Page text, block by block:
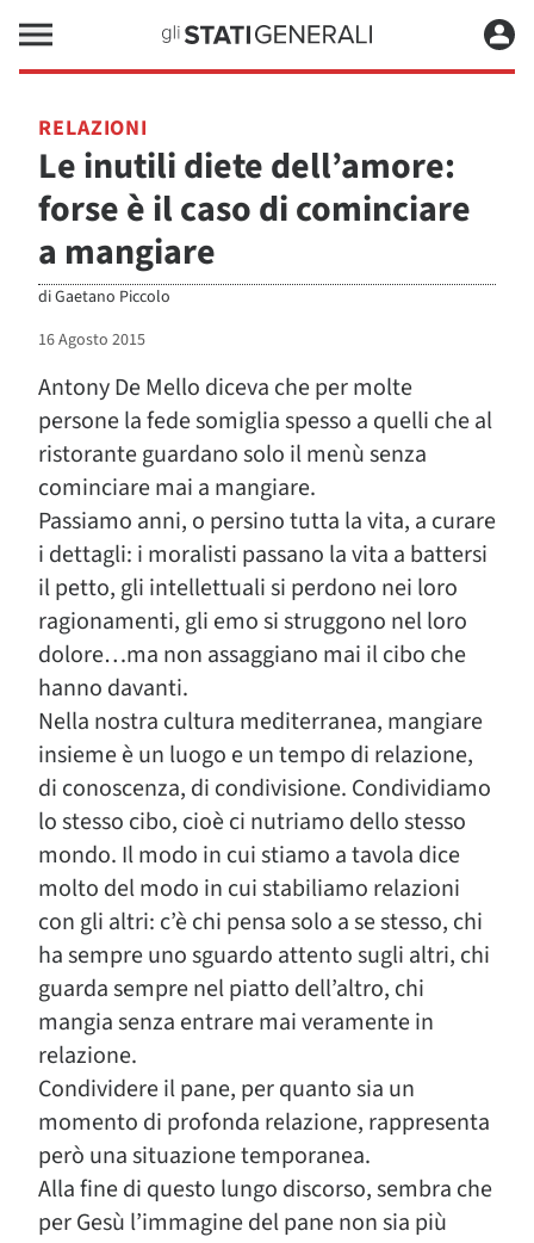
RELAZIONI
Le inutili diete dell’amore:
forse è il caso di cominciare
a mangiare
diGaetano Piccolo
16 Agosto 2015
Antony De Mello diceva che per molte
persone la fede somiglia spesso a quelli che al
ristorante guardano solo il menù senza
cominciare mai a mangiare.
Passiamo anni, o persino tutta la vita, a curare
i dettagli: i moralisti passano la vita a battersi
il petto, gli intellettuali si perdono nei loro
ragionamenti, gli emo si struggono nel loro
dolore…ma non assaggiano mai il cibo che
hanno davanti.
Nella nostra cultura mediterranea, mangiare
insieme è un luogo e un tempo di relazione,
di conoscenza, di condivisione. Condividiamo
lo stesso cibo, cioè ci nutriamo dello stesso
mondo. Il modo in cui stiamo a tavola dice
molto del modo in cui stabiliamo relazioni
con gli altri: c’è chi pensa solo a se stesso, chi
ha sempre uno sguardo attento sugli altri, chi
guarda sempre nel piatto dell’altro, chi
mangia senza entrare mai veramente in
relazione.
Condividere il pane, per quanto sia un
momento di profonda relazione, rappresenta
però una situazione temporanea.
Alla fine di questo lungo discorso, sembra che
per Gesù l’immagine del pane non sia più